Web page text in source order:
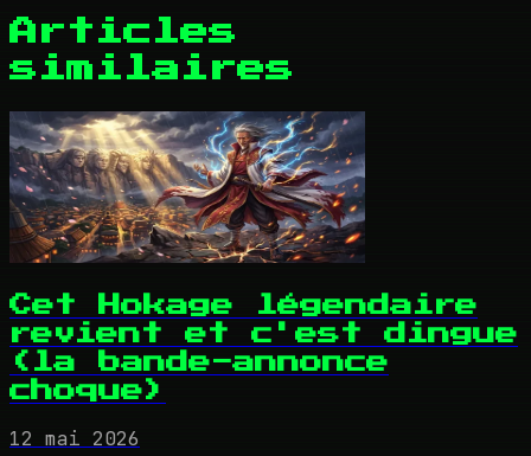
Articles
similaires
Cet Hokage légendaire
revient et c'est dingue
(la bande-annonce
choque)
12 mai 2026